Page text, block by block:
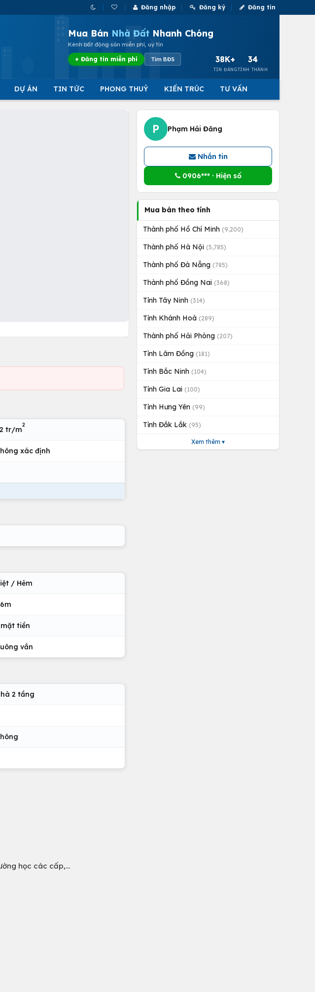
Đăng nhập Đăng ký Đăng tin
Mua Bán Nhà Đất Nhanh Chóng
Kênh bất động sản miễn phí, uy tín
+ Đăng tin miễn phí Tìm BĐS 38K+
TIN ĐĂNG
34
TỈNH THÀNH
DỰ ÁN TIN TỨC PHONG THUỶ KIẾN TRÚC TƯ VẤN
tr/m
2
xác định
/ Hẻm
mặt tiền
vắn
2 tầng
học các cấp,…
P Phạm Hải Đăng
Nhắn tin
0906*** · Hiện số
Mua bán theo tỉnh
Thành phố Hồ Chí Minh (9,200)
Thành phố Hà Nội (5,785)
Thành phố Đà Nẵng (785)
Thành phố Đồng Nai (368)
Tỉnh Tây Ninh (314)
Tỉnh Khánh Hoà (289)
Thành phố Hải Phòng (207)
Tỉnh Lâm Đồng (181)
Tỉnh Bắc Ninh (104)
Tỉnh Gia Lai (100)
Tỉnh Hưng Yên (99)
Tỉnh Đắk Lắk (95)
Xem thêm ▾